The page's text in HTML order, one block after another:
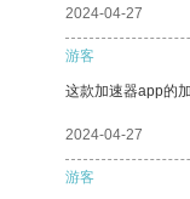
2024-04-27
游客
这款加速器app的
2024-04-27
游客